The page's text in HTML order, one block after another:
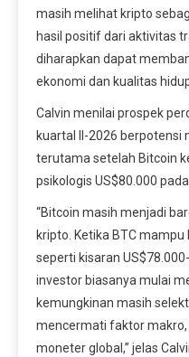
masih melihat kripto
hasil positif dari aktivitas
diharapkan dapat
ekonomi dan kualitas
Calvin menilai prospek
kuartal II-2026 berpotensi
terutama setelah Bitcoin
psikologis US$80.000
“Bitcoin masih menjadi
kripto. Ketika BTC
seperti kisaran
investor biasanya mulai
kemungkinan masih
mencermati faktor makro,
moneter global,” jelas